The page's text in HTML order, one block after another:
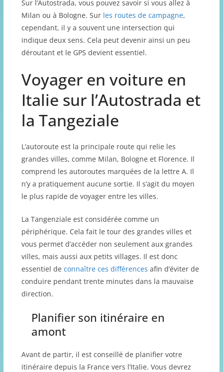
Sur l’Autostrada, vous pouvez savoir si vous allez à
Milan ou à Bologne. Sur les routes de campagne,
cependant, il y a souvent une intersection qui
indique deux sens. Cela peut devenir ainsi un peu
déroutant et le GPS devient essentiel.
Voyager en voiture en
Italie sur l’Autostrada et
la Tangeziale
L’autoroute est la principale route qui relie les
grandes villes, comme Milan, Bologne et Florence. Il
comprend les autoroutes marquées de la lettre A. Il
n’y a pratiquement aucune sortie. Il s’agit du moyen
le plus rapide de voyager entre les villes.
La Tangenziale est considérée comme un
périphérique. Cela fait le tour des grandes villes et
vous permet d’accéder non seulement aux grandes
villes, mais aussi aux petits villages. Il est donc
essentiel de connaître ces différences afin d’éviter de
conduire pendant trente minutes dans la mauvaise
direction.
Planifier son itinéraire en
amont
Avant de partir, il est conseillé de planifier votre
itinéraire depuis la France vers l’Italie. Vous devrez